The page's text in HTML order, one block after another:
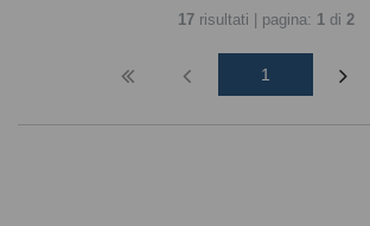
17risultati | pagina: 1di 2
1